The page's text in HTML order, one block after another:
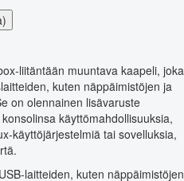
liitäntään muuntava kaapeli, joka
kuten näppäimistöjen ja
on olennainen lisävaruste
käyttömahdollisuuksia,
käyttöjärjestelmiä tai sovelluksia,
laitteiden, kuten näppäimistöjen